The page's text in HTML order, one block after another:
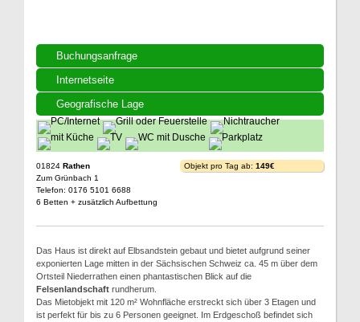
Buchungsanfrage
Internetseite
Geografische Lage
01824 Rathen
Zum Grünbach 1
Telefon: 0176 5101 6688
6 Betten + zusätzlich Aufbettung
Objekt pro Tag ab: 149€
Das Haus ist direkt auf Elbsandstein gebaut und bietet aufgrund seiner
exponierten Lage mitten in der Sächsischen Schweiz ca. 45 m über dem
Ortsteil Niederrathen einen phantastischen Blick auf die
Felsenlandschaft rundherum.
Das Mietobjekt mit 120 m² Wohnfläche erstreckt sich über 3 Etagen und
ist perfekt für bis zu 6 Personen geeignet. Im Erdgeschoß befindet sich